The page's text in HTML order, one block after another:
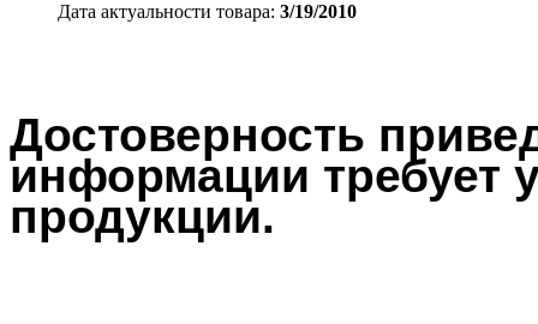
Дата актуальности товара: 3/19/2010
Достоверность
информации требует
продукции.